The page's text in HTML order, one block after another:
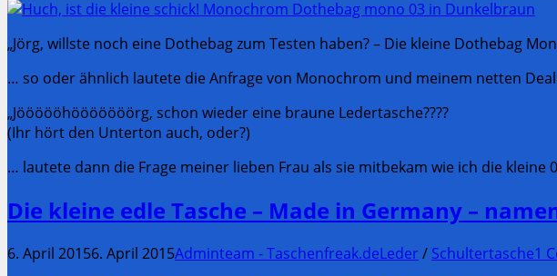
„Jörg, willste noch eine Dothebag zum Testen haben? – Die kleine Dothebag
… so oder ähnlich lautete die Anfrage von Monochrom und meinem netten
„Jöööööhööööööörg, schon wieder eine braune Ledertasche????
(Ihr hört den Unterton auch, oder?)
… lautete dann die Frage meiner lieben Frau als sie mitbekam wie ich die
Die kleine edle Tasche – Made in Germany –
6. April 20156. April 2015Adminteam - Taschenfreak.deLeder / Schultertasche1